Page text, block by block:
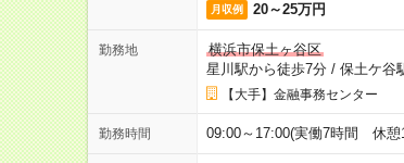
月収例 20～25万円
勤務地
横浜市保土ヶ谷区
星川駅から徒歩7分/ 保土ケ谷
【大手】金融事務センター
勤務時間 09:00～17:00(実働7時間 休憩